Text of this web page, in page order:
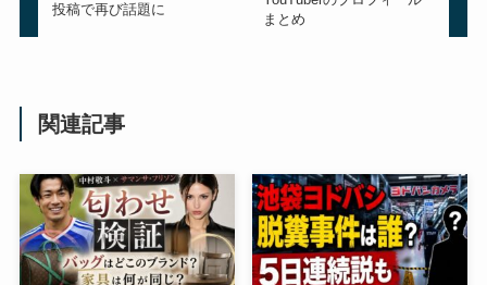
投稿で再び話題に
まとめ
関連記事